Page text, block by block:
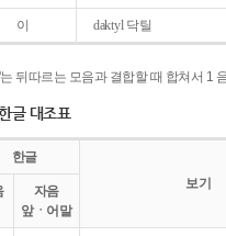
이 daktyl 닥틸
뒤따르는 모음과 결합할 때 합쳐서 1
글 대조표
한글
보기
자음
앞ㆍ어말